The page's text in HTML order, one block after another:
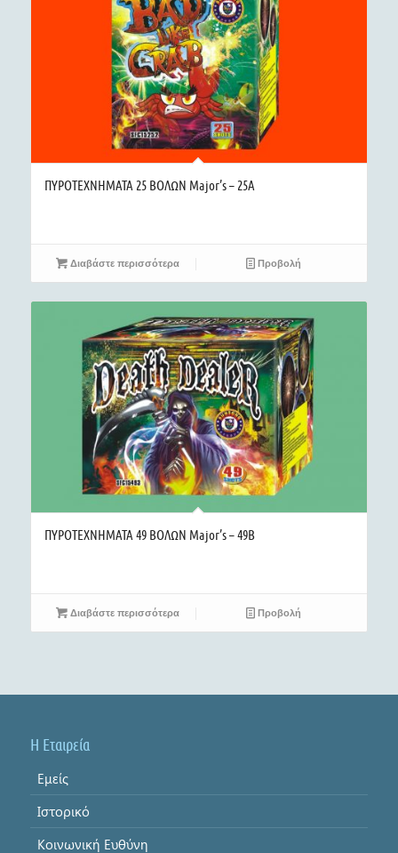
ΠΥΡΟΤΕΧΝΗΜΑΤΑ 25 ΒΟΛΩΝ Major’s – 25A
Διαβάστε περισσότερα Προβολή
ΠΥΡΟΤΕΧΝΗΜΑΤΑ 49 ΒΟΛΩΝ Major’s – 49B
Διαβάστε περισσότερα Προβολή
Η Εταιρεία
Εμείς
Ιστορικό
Κοινωνική Ευθύνη